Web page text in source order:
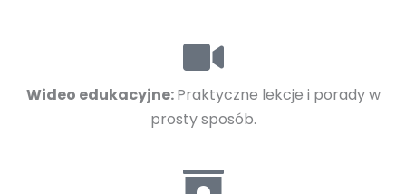
Wideo edukacyjne:Praktyczne lekcje i porady w
prosty sposób.